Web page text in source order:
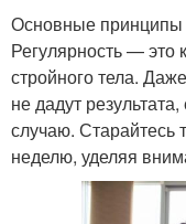
Основные принципы
Регулярность — это
стройного тела.
не дадут
случаю. Старайтесь
неделю, уделяя